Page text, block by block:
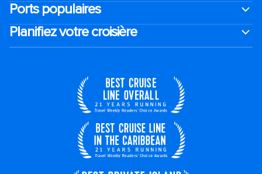
Ports populaires
Planifiez votre croisière